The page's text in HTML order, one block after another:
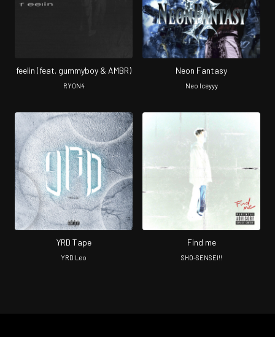
feelin (feat. gummyboy & AMBR)
RY0N4
Neon Fantasy
Neo Iceyyy
YRD Tape
YRD Leo
Find me
SHO-SENSEI!!